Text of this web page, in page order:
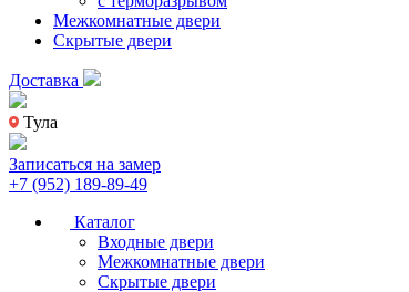
Межкомнатные двери
Скрытые двери
Доставка
Тула
Записаться на замер
+7 (952) 189-89-49
Каталог
Входные двери
Межкомнатные двери
Скрытые двери